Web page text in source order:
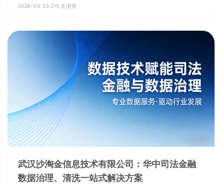
集团级定制方案与强大技术实力，已为上百家全国连锁品牌提供跨区域
2026-03-23·215 次浏览
武汉沙淘金信息技术有限公司：华中司法金融
数据治理、清洗一站式解决方案